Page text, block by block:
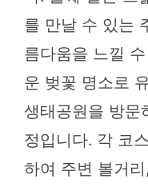
를 만날 수 있는
름다움을 느낄
운 벚꽃 명소로
생태공원을 방문
정입니다. 각 코
하여 주변 볼거